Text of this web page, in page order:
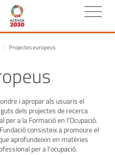
Projectes europeus
i apropar als usuaris el
dels projectes de recerca
a la Formació en l’Ocupació.
consisteix a promoure el
aprofundeixin en matèries
per a l’ocupació.